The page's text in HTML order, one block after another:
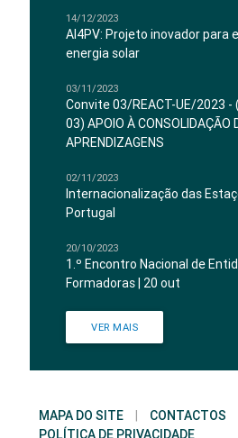
14/12/2023
AI4PV: Projeto inovador para
energia solar
03/11/2023
Convite 03/REACT-UE/2023 -
03) APOIO À CONSOLIDAÇÃO
APRENDIZAGENS
02/11/2023
Internacionalização das
Portugal
20/10/2023
1.º Encontro Nacional de
Formadoras | 20 out
VER MAIS
MAPA DO SITE | CONTACTOS
POLÍTICA DE PRIVACIDADE